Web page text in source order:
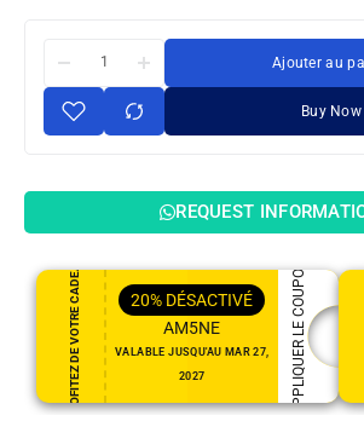
Ajouter au
Buy Now
REQUEST
PROFITEZ DE VOTRE CADEAU 20% DÉSACTIVÉ
AM5NE
VALABLE JUSQU'AU MAR 27,
2027
APPLIQUER LE COUPON